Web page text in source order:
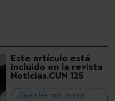
Este artículo está
incluido en la revista
Noticias.CUN 125
¿Quiere leer más de este